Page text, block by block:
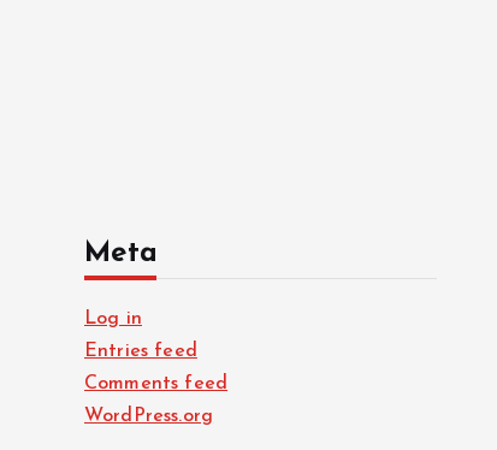
Meta
Log in
Entries feed
Comments feed
WordPress.org